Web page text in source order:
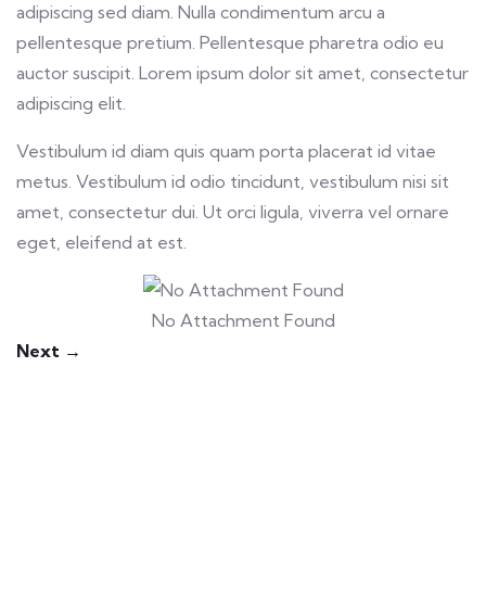
adipiscing sed diam. Nulla condimentum arcu a
pellentesque pretium. Pellentesque pharetra odio eu
auctor suscipit. Lorem ipsum dolor sit amet, consectetur
adipiscing elit.
Vestibulum id diam quis quam porta placerat id vitae
metus. Vestibulum id odio tincidunt, vestibulum nisi sit
amet, consectetur dui. Ut orci ligula, viverra vel ornare
eget, eleifend at est.
No Attachment Found
Next →